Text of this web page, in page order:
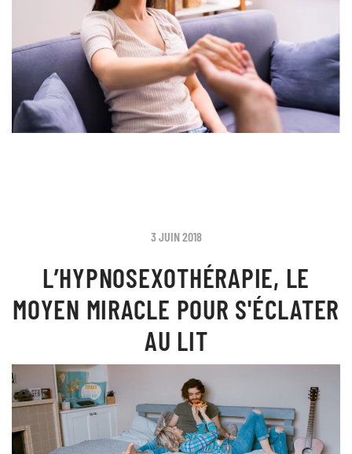
3 JUIN 2018
L’HYPNOSEXOTHÉRAPIE, LE
MOYEN MIRACLE POUR S'ÉCLATER
AU LIT